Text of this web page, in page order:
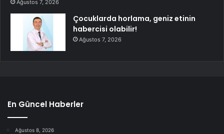
Ağustos 7, 2026
Çocuklarda horlama, geniz etinin
habercisi olabilir!
Ağustos 7, 2026
En Güncel Haberler
Ağustos 8, 2026